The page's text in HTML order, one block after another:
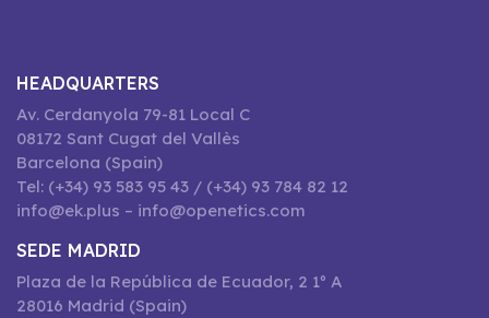
HEADQUARTERS
Av. Cerdanyola 79-81 Local C
08172 Sant Cugat del Vallès
Barcelona (Spain)
Tel: (+34) 93 583 95 43 / (+34) 93 784 82 12
info@ek.plus – info@openetics.com
SEDE MADRID
Plaza de la República de Ecuador, 2 1º A
28016 Madrid (Spain)